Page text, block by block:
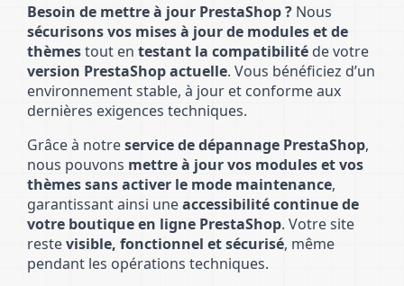
Besoin de mettre à jour PrestaShop ? Nous
sécurisons vos mises à jour de modules et de
thèmestout en testant la compatibilité de votre
version PrestaShop actuelle. Vous bénéficiez d’un
environnement stable, à jour et conforme aux
dernières exigences techniques.
Grâce à notreservice de dépannage PrestaShop,
nous pouvons mettre à jour vos modules et vos
thèmes sans activer le mode maintenance,
garantissant ainsi uneaccessibilité continue de
votre boutique en ligne PrestaShop. Votre site
restevisible, fonctionnel et sécurisé, même
pendant les opérations techniques.